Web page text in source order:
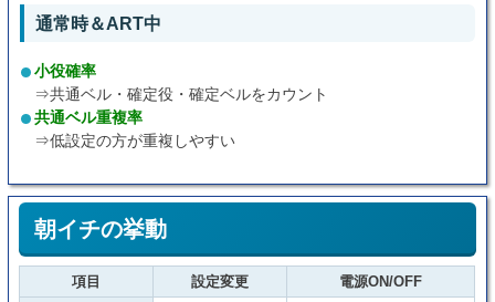
通常時＆ART中
小役確率
⇒共通ベル・確定役・確定ベルをカウント
共通ベル重複率
⇒低設定の方が重複しやすい
朝イチの挙動
項目 設定変更
電源ON/OFF